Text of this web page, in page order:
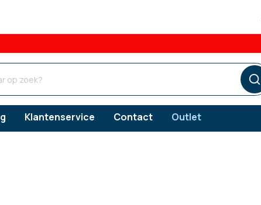
Klantenservice Contact Outlet